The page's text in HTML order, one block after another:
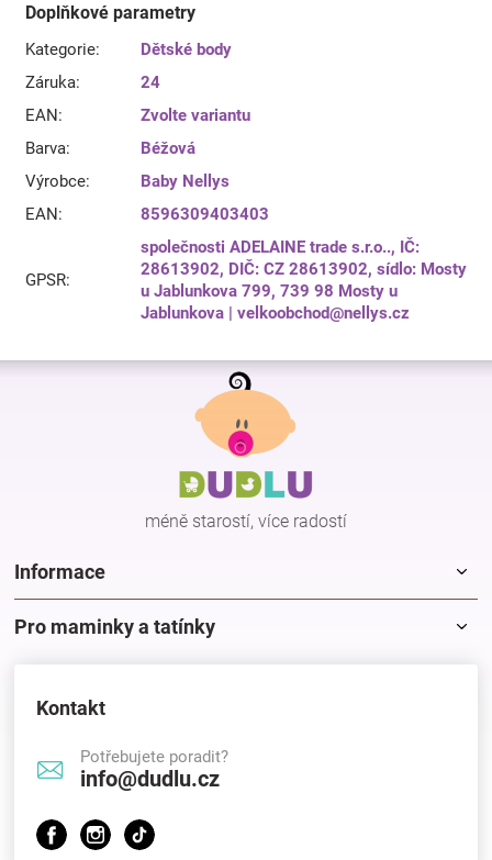
Doplňkové parametry
Kategorie:
Dětské body
Záruka:
24
EAN:
Zvolte variantu
Barva:
Béžová
Výrobce:
Baby Nellys
EAN: 8596309403403
GPSR:
společnosti ADELAINE trade s.r.o.., IČ:
28613902, DIČ: CZ 28613902, sídlo: Mosty
u Jablunkova 799, 739 98 Mosty u
Jablunkova | velkoobchod@nellys.cz
Z
méně starostí, více radostí
Informace
Pro maminky a tatínky
Kontakt
Potřebujete poradit?
info@dudlu.cz